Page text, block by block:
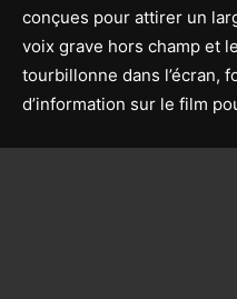
conçues pour attirer un
voix grave hors champ et
tourbillonne dans l’écran,
d’information sur le film